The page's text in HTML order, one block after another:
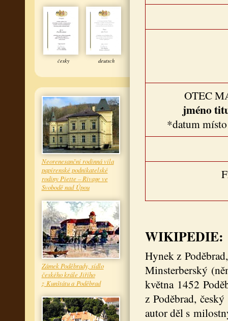
česky deutsch
Neorenesanční rodinná vila
papírenské podnikatelské
rodiny Piette – Rivage ve
Svobodě nad Úpou
Zámek Poděbrady, sídlo
českého krále Jiřího
z Kunštátu a Poděbrad
OTEC
jméno
*datum
WIKIPEDIE:
Hynek z
Minsterberský
května 1452
z Poděbrad,
autor děl s